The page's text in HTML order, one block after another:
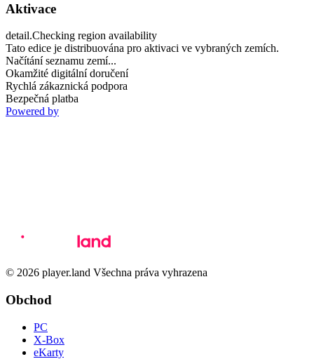
Aktivace
detail.Checking region availability
Tato edice je distribuována pro aktivaci ve vybraných zemích.
Načítání seznamu zemí...
Okamžité digitální doručení
Rychlá zákaznická podpora
Bezpečná platba
Powered by
© 2026 player.land Všechna práva vyhrazena
Obchod
PC
X-Box
eKarty